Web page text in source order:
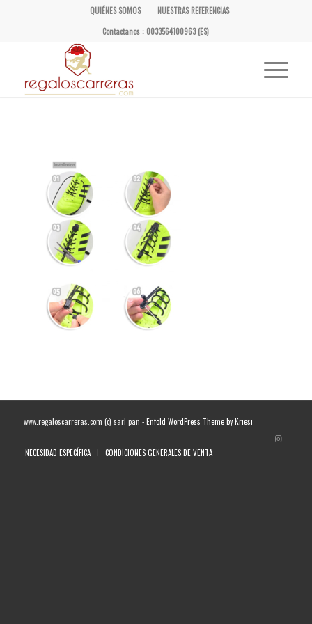
QUIÉNES SOMOS
NUESTRAS REFERENCIAS
Contactanos : 0033564100963 (ES)
www.regaloscarreras.com (c) sarl pan -Enfold WordPress Theme by Kriesi
NECESIDAD ESPECÍFICA CONDICIONES GENERALES DE VENTA